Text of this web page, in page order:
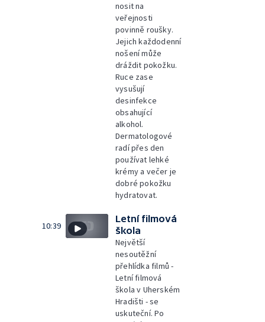
nosit na
veřejnosti
povinně roušky.
Jejich každodenní
nošení může
dráždit pokožku.
Ruce zase
vysušují
desinfekce
obsahující
alkohol.
Dermatologové
radí přes den
používat lehké
krémy a večer je
dobré pokožku
hydratovat.
10:39
Letní filmová
škola
Největší
nesoutěžní
přehlídka filmů -
Letní filmová
škola v Uherském
Hradišti - se
uskuteční. Po